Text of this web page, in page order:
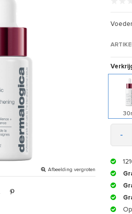
Afbeelding vergroten
-